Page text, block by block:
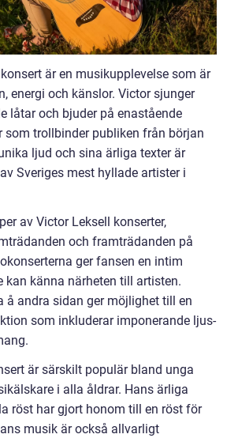
är en musikupplevelse som är
energi och känslor. Victor sjunger
låtar och bjuder på enastående
som trollbinder publiken från början
ljud och sina ärliga texter är
Sveriges mest hyllade artister i
av Victor Leksell konserter,
och framträdanden på
ger fansen en intim
kan känna närheten till artisten.
å andra sidan ger möjlighet till en
som inkluderar imponerande ljus-
är särskilt populär bland unga
i alla åldrar. Hans ärliga
röst har gjort honom till en röst för
musik är också allvarligt